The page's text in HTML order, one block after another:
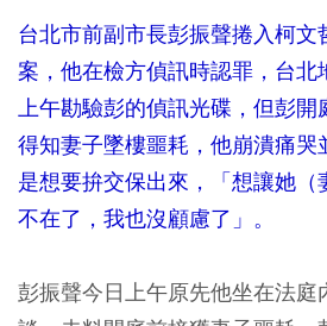
台北市前副市長彭振聲捲入柯文
案，他在檢方偵訊時認罪，台北
上午勘驗彭的偵訊光碟，但彭開
得知妻子墜樓噩耗，他崩潰痛哭
是想要拚交保出來，「想讓她
不在了，我也沒顧慮了」。
彭振聲今日上午原先他坐在法庭